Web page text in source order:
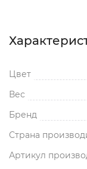
Цвет
Вес
Бренд
Страна
Артикул